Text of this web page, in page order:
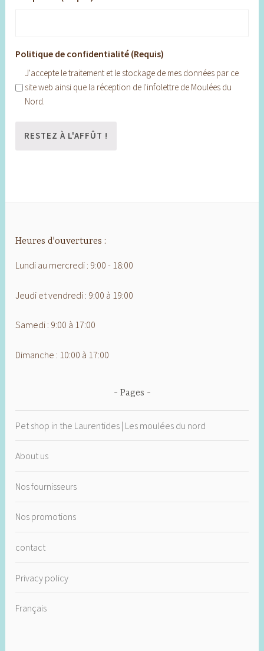
Politique de confidentialité (Requis)
J'accepte le traitement et le stockage de mes données par ce
site web ainsi que la réception de l'infolettre de Moulées du
Nord.
Heures d'ouvertures :
Lundi au mercredi : 9:00 - 18:00
Jeudi et vendredi : 9:00 à 19:00
Samedi : 9:00 à 17:00
Dimanche : 10:00 à 17:00
Pages
Pet shop in the Laurentides | Les moulées du nord
About us
Nos fournisseurs
Nos promotions
contact
Privacy policy
Français